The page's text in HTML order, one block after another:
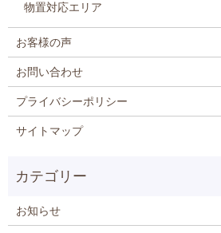
物置対応エリア
お客様の声
お問い合わせ
プライバシーポリシー
サイトマップ
お知らせ